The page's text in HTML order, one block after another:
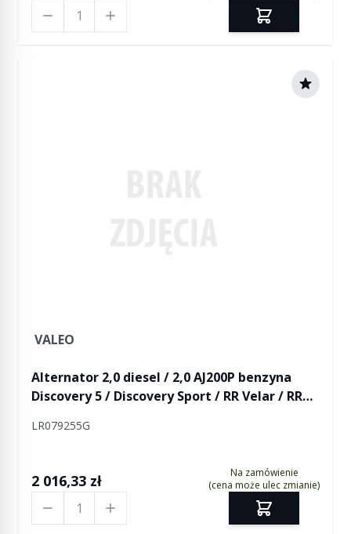
VALEO
Alternator 2,0 diesel / 2,0 AJ200P benzyna
Discovery 5 / Discovery Sport / RR Velar / RR
przedniej)
LR079255G
2 016,33 zł
Na zamówienie
(cena może ulec zmianie)